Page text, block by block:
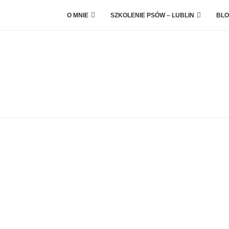
O MNIE SZKOLENIE PSÓW – LUBLIN